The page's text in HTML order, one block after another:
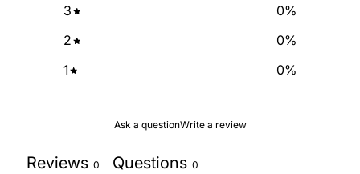
3
0%
2
0%
1
0%
Ask a questionWrite a review
Reviews 0 Questions 0